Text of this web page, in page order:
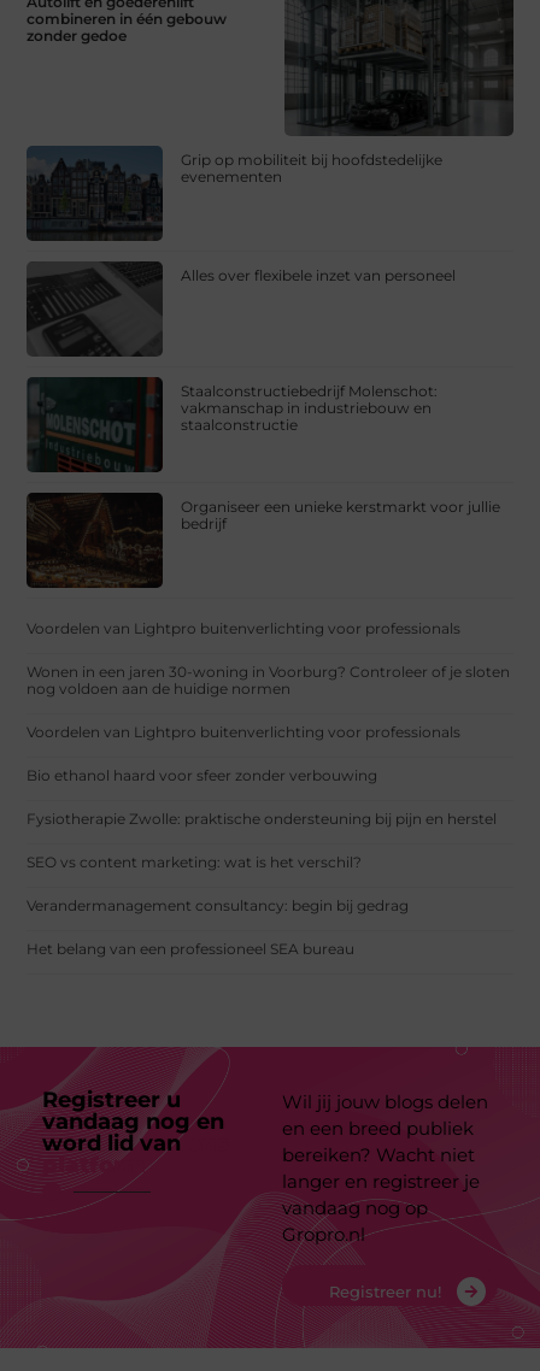
combineren in één gebouw
zonder gedoe
Grip op mobiliteit bij hoofdstedelijke
evenementen
Alles over flexibele inzet van personeel
Staalconstructiebedrijf Molenschot:
vakmanschap in industriebouw en
staalconstructie
Organiseer een unieke kerstmarkt voor jullie
bedrijf
Voordelen van Lightpro buitenverlichting voor professionals
Wonen in een jaren 30-woning in Voorburg? Controleer of je sloten
nog voldoen aan de huidige normen
Voordelen van Lightpro buitenverlichting voor professionals
Bio ethanol haard voor sfeer zonder verbouwing
Fysiotherapie Zwolle: praktische ondersteuning bij pijn en herstel
SEO vs content marketing: wat is het verschil?
Verandermanagement consultancy: begin bij gedrag
Het belang van een professioneel SEA bureau
Registreer u
vandaag nog en
word lid van
platform
Wil jij jouw blogs delen
en een breed publiek
bereiken? Wacht niet
langer en registreer je
vandaag nog op
Gropro.nl
Registreer nu!